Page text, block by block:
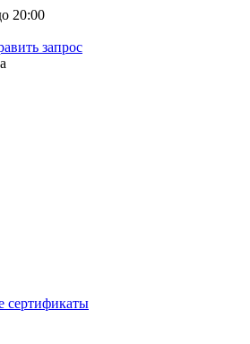
20:00
запрос
сертификаты